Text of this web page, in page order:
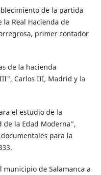
de la partida
Real Hacienda de
primer contador
de la hacienda
Carlos III, Madrid y la
el estudio de la
la Edad Moderna",
para la
municipio de Salamanca a